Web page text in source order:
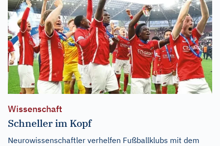
Wissenschaft
Schneller im Kopf
Neurowissenschaftler verhelfen Fußballklubs mit dem